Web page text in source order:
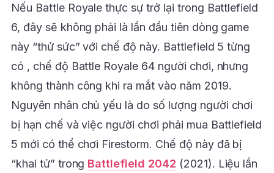
Nếu Battle Royale thực sự trở lại trong Battlefield
6, đây sẽ không phải là lần đầu tiên dòng game
này “thử sức” với chế độ này. Battlefield 5 từng
có , chế độ Battle Royale 64 người chơi, nhưng
không thành công khi ra mắt vào năm 2019.
Nguyên nhân chủ yếu là do số lượng người chơi
bị hạn chế và việc người chơi phải mua Battlefield
5 mới có thể chơi Firestorm. Chế độ này đã bị
“khai tử” trong Battlefield 2042 (2021). Liệu lần